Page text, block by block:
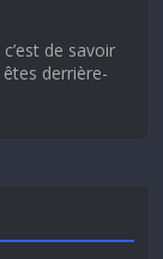
de savoir
derrière-